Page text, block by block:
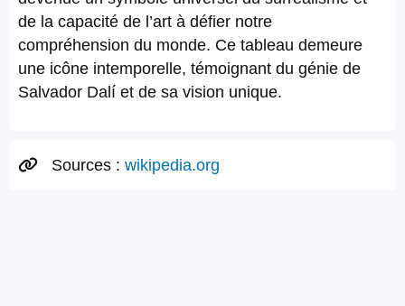
de la capacité de l’art à défier notre
compréhension du monde. Ce tableau demeure
une icône intemporelle, témoignant du génie de
Salvador Dalí et de sa vision unique.
Sources : wikipedia.org